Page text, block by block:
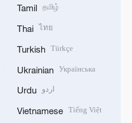
Tamil தமிழ்
Thai ไทย
Turkish Türkçe
Ukrainian Українська
Urdu اردو
Vietnamese Tiếng Việt